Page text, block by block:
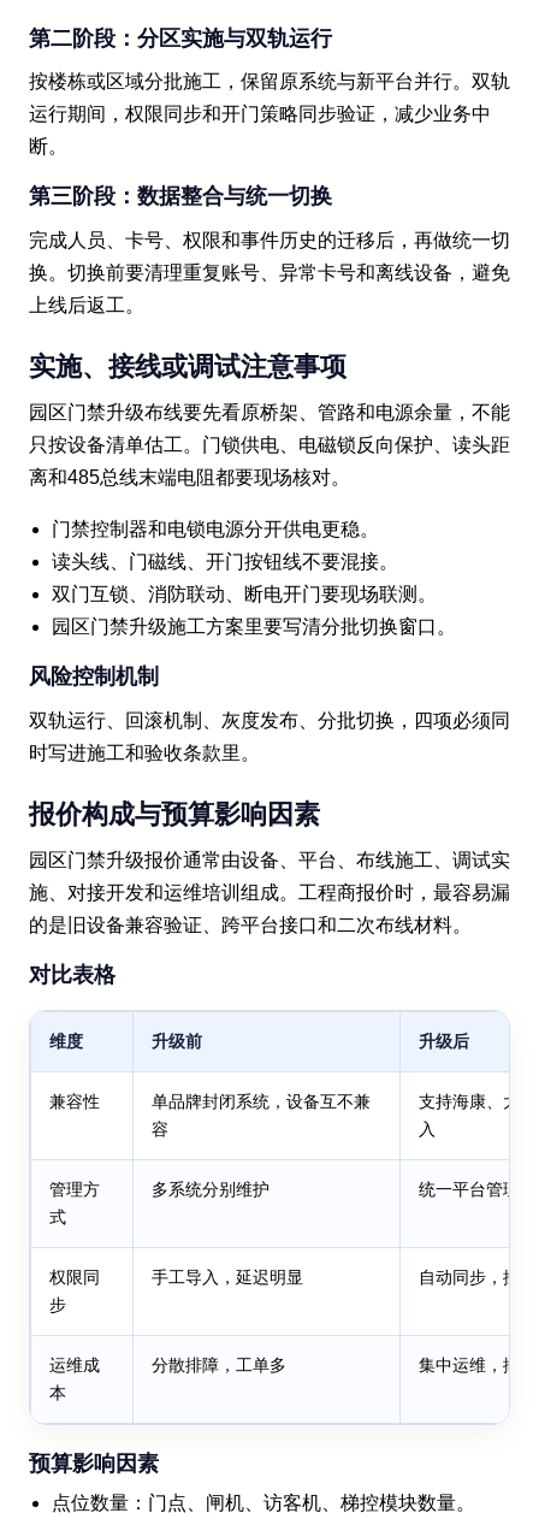
第二阶段：分区实施与双轨运行
按楼栋或区域分批施工，保留原系统与新平台并行。双轨
运行期间，权限同步和开门策略同步验证，减少业务中
断。
第三阶段：数据整合与统一切换
完成人员、卡号、权限和事件历史的迁移后，再做统一切
换。切换前要清理重复账号、异常卡号和离线设备，避免
上线后返工。
实施、接线或调试注意事项
园区门禁升级布线要先看原桥架、管路和电源余量，不能
只按设备清单估工。门锁供电、电磁锁反向保护、读头距
离和485总线末端电阻都要现场核对。
门禁控制器和电锁电源分开供电更稳。
读头线、门磁线、开门按钮线不要混接。
双门互锁、消防联动、断电开门要现场联测。
园区门禁升级施工方案里要写清分批切换窗口。
风险控制机制
双轨运行、回滚机制、灰度发布、分批切换，四项必须同
时写进施工和验收条款里。
报价构成与预算影响因素
园区门禁升级报价通常由设备、平台、布线施工、调试实
施、对接开发和运维培训组成。工程商报价时，最容易漏
的是旧设备兼容验证、跨平台接口和二次布线材料。
对比表格
维度 升级前 升级后
兼容性
单品牌封闭系统，设备互不兼
容
支持海康、大
入
管理方
式
多系统分别维护 统一平台管理
权限同
步
手工导入，延迟明显 自动同步，按
运维成
本
分散排障，工单多 集中运维，排
预算影响因素
点位数量：门点、闸机、访客机、梯控模块数量。